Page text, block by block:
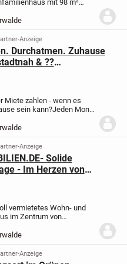
mit 98 m²
Räume bieten eine
auf zwei Ebenen.
Anzeige
Durchatmen. Zuhause
& ??
Miete zahlen - wenn es
sein kann?Jeden Monat
- investieren Sie ab jetzt in
Denn: Was Sie heute...
Anzeige
Solide
- Im Herzen von
vermietetes Wohn- und
im Zentrum von
darüber 4 moderne 2-
Top-Lage nahe
Anzeige